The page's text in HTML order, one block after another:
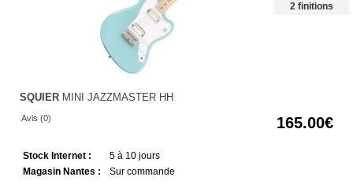
2 finitions
SQUIER MINI JAZZMASTER HH
Avis (0) 165.00
Stock Internet :
5 à 10 jours
Magasin Nantes :
Sur commande